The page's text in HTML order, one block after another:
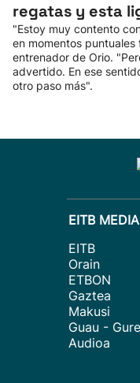
regatas y esta
"Estoy muy contento
en momentos
entrenador de Orio.
advertido. En ese
otro paso más".
EITB MEDIA
EITB
Orain
ETBON
Gaztea
Makusi
Guau - Gure
Audioa